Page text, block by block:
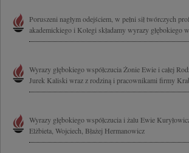
Poruszeni nagłym odejściem, w pełni sił twórczych
akademickiego i Kolegi składamy wyrazy głębokiego
Wyrazy głębokiego współczucia Żonie Ewie i całej
Jurek Kaliski wraz z rodziną i pracownikami firmy
Wyrazy głębokiego współczucia i żalu Ewie
Elżbieta, Wojciech, Błażej Hermanowicz